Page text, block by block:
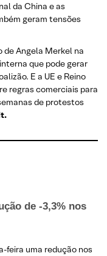
da China e as
geram tensões
de Angela Merkel na
que pode gerar
E a UE e Reino
regras comerciais para
de protestos
de -3,3% nos
feira uma redução nos